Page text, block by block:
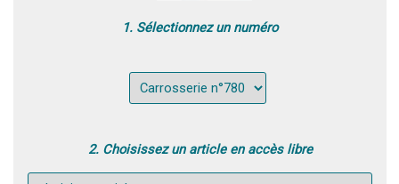
1. Sélectionnez un numéro
2. Choisissez un article en accès libre